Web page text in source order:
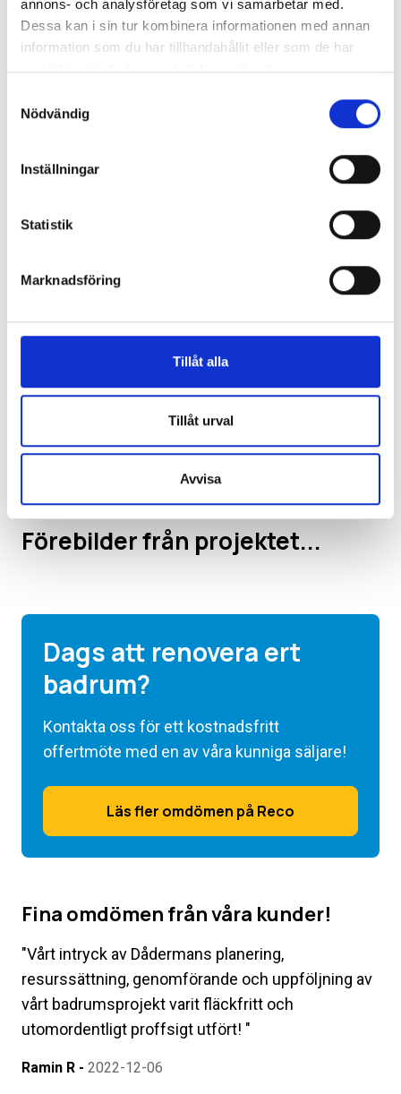
annons- och analysföretag som vi samarbetar med.
Dessa kan i sin tur kombinera informationen med annan
information som du har tillhandahållit eller som de har
samlat in när du har använt deras tjänster.
Nödvändig
Inställningar
Statistik
Marknadsföring
Tillåt alla
Tillåt urval
Avvisa
hygienrum i källaren och separat toalett eller toalett ute
på gården. I de första badrummen kaklades det endast
hexagoner.
Klassiska badrum
Förebilder från projektet...
Dags att renovera ert
badrum?
Kontakta oss för ett kostnadsfritt
offertmöte med en av våra kunniga säljare!
Läs fler omdömen på Reco
Fina omdömen från våra kunder!
"Vårt intryck av Dådermans planering,
resurssättning, genomförande och uppföljning av
vårt badrumsprojekt varit fläckfritt och
utomordentligt proffsigt utfört! "
Ramin R - 2022-12-06